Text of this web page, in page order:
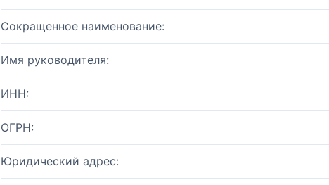
Сокращенное наименование:
Имя руководителя:
ИНН:
ОГРН:
Юридический адрес: